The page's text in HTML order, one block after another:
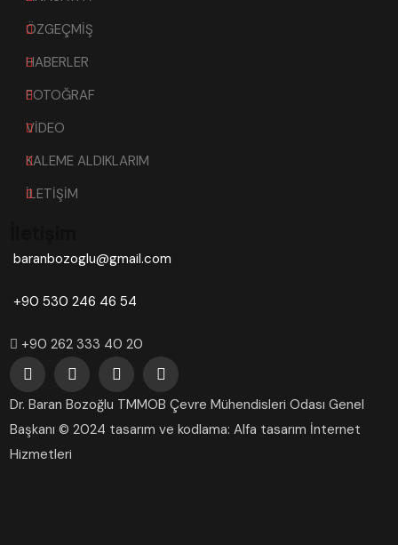
ÖZGEÇMİŞ
HABERLER
FOTOĞRAF
VİDEO
KALEME ALDIKLARIM
İLETİŞİM
baranbozoglu@gmail.com
+90 530 246 46 54
+90 262 333 40 20
Dr. Baran Bozoğlu TMMOB Çevre Mühendisleri Odası Genel
Başkanı © 2024 tasarım ve kodlama: Alfa tasarım İnternet
Hizmetleri